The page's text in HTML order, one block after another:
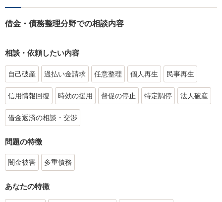
借金・債務整理分野での相談内容
相談・依頼したい内容
自己破産 過払い金請求 任意整理 個人再生 民事再生
信用情報回復 時効の援用 督促の停止 特定調停 法人破産
借金返済の相談・交渉
問題の特徴
闇金被害 多重債務
あなたの特徴